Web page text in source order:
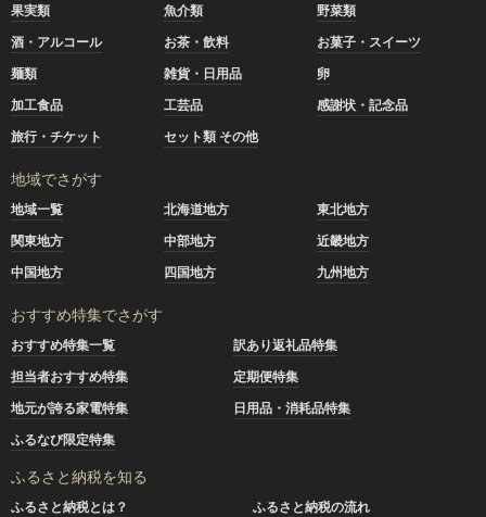
果実類
魚介類
野菜類
酒・アルコール
お茶・飲料
お菓子・スイーツ
麺類
雑貨・日用品
卵
加工食品
工芸品
感謝状・記念品
旅行・チケット
セット類 その他
地域でさがす
地域一覧 北海道地方
東北地方
関東地方
中部地方
近畿地方
中国地方
四国地方 九州地方
おすすめ特集でさがす
おすすめ特集一覧
訳あり返礼品特集
担当者おすすめ特集
定期便特集
地元が誇る家電特集
日用品・消耗品特集
ふるなび限定特集
ふるさと納税を知る
ふるさと納税とは？
ふるさと納税の流れ